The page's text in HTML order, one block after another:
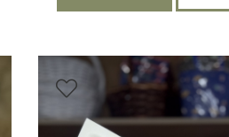
САНТИНИ 2ШТ,
ХРИЗАНТЕМА
ОДНОГОЛОВАЯ 1ШТ,
ГЕРБЕРА 1ШТ, РОЗА 60СМ
1ШТ, РОЗА КУСТОВАЯ 5ШТ,